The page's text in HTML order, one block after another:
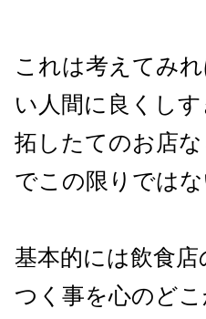
これは考えてみ
い人間に良くし
拓したてのお店
でこの限りではな
基本的には飲食
つく事を心のどこ